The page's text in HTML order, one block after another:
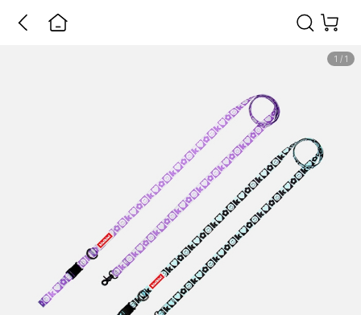
1 / 1